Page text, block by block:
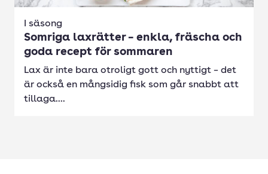
I säsong
Somriga laxrätter – enkla, fräscha och
goda recept för sommaren
Lax är inte bara otroligt gott och nyttigt – det
är också en mångsidig fisk som går snabbt att
tillaga....